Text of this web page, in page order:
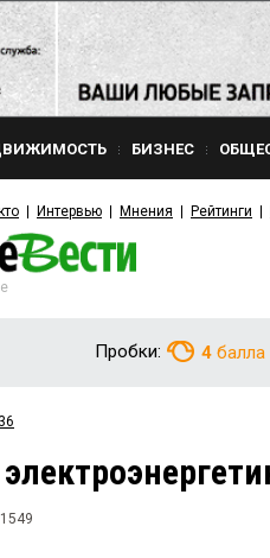
БИЗНЕС
Интервью Мнения Рейтинги
Пробки: 4 балла
1549